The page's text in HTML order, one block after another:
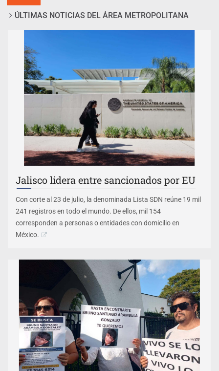
ÚLTIMAS NOTICIAS DEL ÁREA METROPOLITANA
Jalisco lidera entre sancionados por EU
Con corte al 23 de julio, la denominada Lista SDN reúne 19 mil
241 registros en todo el mundo. De ellos, mil 154
corresponden a personas o entidades con domicilio en
México.